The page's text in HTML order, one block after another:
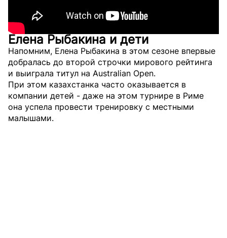
Елена Рыбакина и дети
Напомним, Елена Рыбакина в этом сезоне впервые
добралась до второй строчки мирового рейтинга
и выиграла титул на Australian Open.
При этом казахстанка часто оказывается в
компании детей - даже на этом турнире в Риме
она успела провести тренировку с местными
малышами.